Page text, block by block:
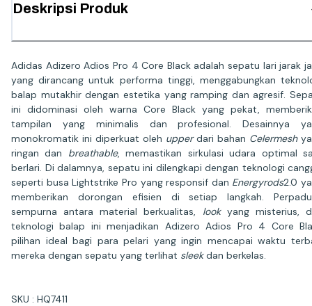
Deskripsi Produk
Adidas Adizero Adios Pro 4 Core Black adalah sepatu lari jarak
yang dirancang untuk performa tinggi, menggabungkan
balap mutakhir dengan estetika yang ramping dan agresif.
ini didominasi oleh warna Core Black yang pekat,
tampilan yang minimalis dan profesional. Desainnya
monokromatik ini diperkuat oleh upperdari bahan Celermesh
ringan dan breathable, memastikan sirkulasi udara optimal
berlari. Di dalamnya, sepatu ini dilengkapi dengan teknologi
seperti busa Lightstrike Pro yang responsif dan Energyrods2.0
memberikan dorongan efisien di setiap langkah.
sempurna antara material berkualitas, lookyang misterius,
teknologi balap ini menjadikan Adizero Adios Pro 4 Core
pilihan ideal bagi para pelari yang ingin mencapai waktu
mereka dengan sepatu yang terlihat sleekdan berkelas.
SKU : HQ7411